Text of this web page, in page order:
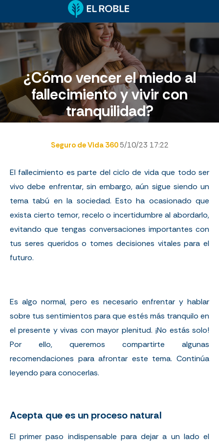
¿Cómo vencer el miedo al
fallecimiento y vivir con
tranquilidad?
Seguro de Vida 3605/10/23 17:22
El fallecimiento es parte del ciclo de vida que todo ser
vivo debe enfrentar, sin embargo, aún sigue siendo un
tema tabú en la sociedad. Esto ha ocasionado que
exista cierto temor, recelo o incertidumbre al abordarlo,
evitando que tengas conversaciones importantes con
tus seres queridos o tomes decisiones vitales para el
futuro.
Es algo normal, pero es necesario enfrentar y hablar
sobre tus sentimientos para que estés más tranquilo en
el presente y vivas con mayor plenitud. ¡No estás solo!
Por ello, queremos compartirte algunas
recomendaciones para afrontar este tema. Continúa
leyendo para conocerlas.
Acepta que es un proceso natural
El primer paso indispensable para dejar a un lado el